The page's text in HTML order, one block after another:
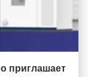
приглашает